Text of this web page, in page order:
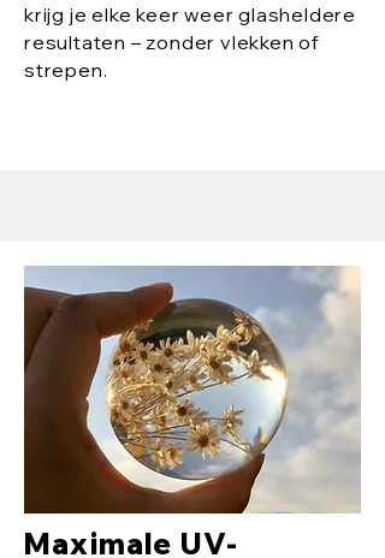
krijg je elke keer weer glasheldere
resultaten – zonder vlekken of
strepen.
Maximale UV-